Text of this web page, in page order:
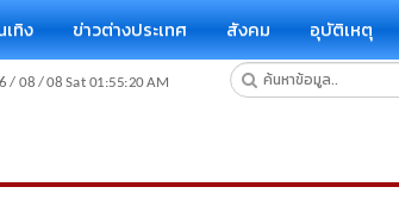
เทิง ข่าวต่างประเทศ สังคม อุบัติเหตุ